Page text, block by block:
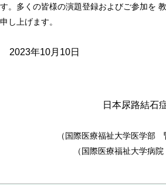
す。多くの皆様の演題登録およびご参加を
申し上げます。
2023年10月10日
日本尿路結石
（国際医療福祉大学医学部
（国際医療福祉大学病